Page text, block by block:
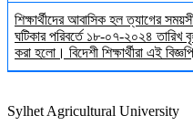
শিক্ষার্থীদের আবাসিক হল ত্যাগের
ঘটিকার পরিবর্তে ১৮-০৭-২০২৪ তারিখ
করা হলো। বিদেশী শিক্ষার্থীরা এই
Sylhet Agricultural University